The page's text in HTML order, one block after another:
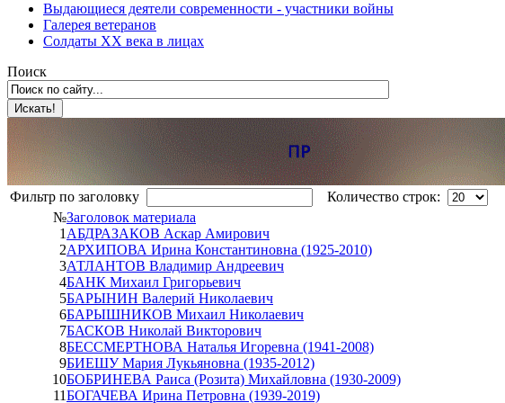
Выдающиеся деятели современности - участники войны
Галерея ветеранов
Солдаты XX века в лицах
Поиск
Фильтр по заголовку
Количество строк:
№Заголовок материала
1АБДРАЗАКОВ Аскар Амирович
2АРХИПОВА Ирина Константиновна (1925-2010)
3АТЛАНТОВ Владимир Андреевич
4БАНК Михаил Григорьевич
5БАРЫНИН Валерий Николаевич
6БАРЫШНИКОВ Михаил Николаевич
7БАСКОВ Николай Викторович
8БЕССМЕРТНОВА Наталья Игоревна (1941-2008)
9БИЕШУ Мария Лукьяновна (1935-2012)
10БОБРИНЕВА Раиса (Розита) Михайловна (1930-2009)
11БОГАЧЕВА Ирина Петровна (1939-2019)